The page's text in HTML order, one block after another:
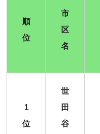
順
位
市
区
名
1
位
世
田
谷